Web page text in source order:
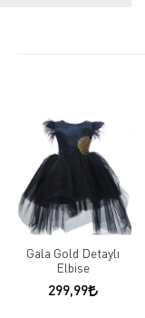
Gala Gold Detaylı
Elbise
299,99